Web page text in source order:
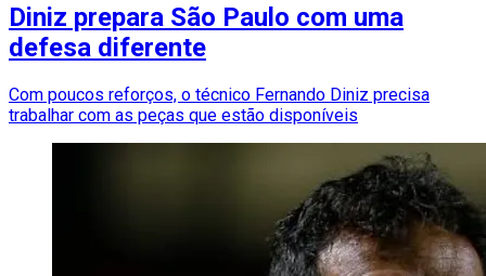
Diniz prepara São Paulo com uma
defesa diferente
Com poucos reforços, o técnico Fernando Diniz precisa
trabalhar com as peças que estão disponíveis